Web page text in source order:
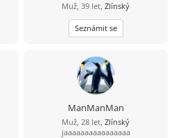
Muž, 39 let, Zlínský
Seznámit se
ManManMan
Muž, 28 let, Zlínský
jaaaaaaaaaaaaaaaa